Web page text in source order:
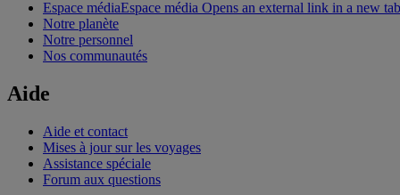
Espace médiaEspace média Opens an external link in a new tab
Notre planète
Notre personnel
Nos communautés
Aide
Aide et contact
Mises à jour sur les voyages
Assistance spéciale
Forum aux questions